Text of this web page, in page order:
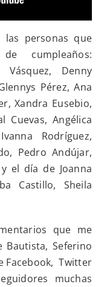
personas que
cumpleaños:
Denny
Pérez, Ana
Xandra Eusebio,
Cuevas, Angélica
Rodríguez,
Pedro Andújar,
el día de Joanna
Castillo, Sheila
que me
Seferino
Facebook, Twitter
muchas